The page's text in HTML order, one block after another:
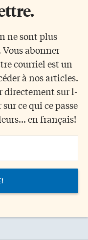
ne sont plus
Vous abonner
courriel est un
à nos articles.
directement sur l-
ce qui ce passe
en français!